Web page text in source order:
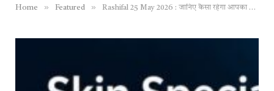
Home » Featured » Rashifal 25 May 2026 : जानिए कैसा रहेगा आपका आज का दिन